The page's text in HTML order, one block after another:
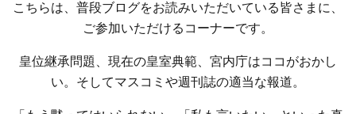
こちらは、普段ブログをお読みいただいている皆さまに、
ご参加いただけるコーナーです。
皇位継承問題、現在の皇室典範、宮内庁はココがおかし
い。そしてマスコミや週刊誌の適当な報道。